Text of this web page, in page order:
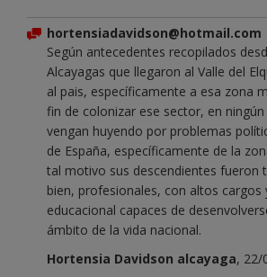
hortensiadavidson@hotmail.com
Según antecedentes recopilados
Alcayagas que llegaron al Valle del
al pais, específicamente a esa zona
fin de colonizar ese sector, en
vengan huyendo por problemas
de España, específicamente de la
tal motivo sus descendientes fueron
bien, profesionales, con altos
educacional capaces de
ámbito de la vida nacional.
Hortensia Davidson alcayaga, 22/